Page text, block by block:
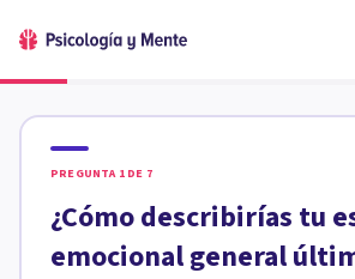
PREGUNTA 1 DE 7
¿Cómo describirías tu
emocional general